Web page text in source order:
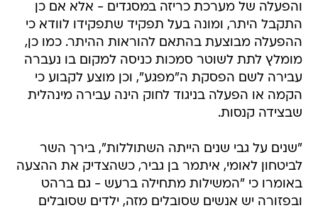
והפעלה של מערכת כריזה במסגדים - אלא אם כן
התקבל היתר, ומונה בעל תפקיד שתפקידו לוודא כי
ההפעלה מבוצעת בהתאם להוראות ההיתר. כמו כן,
מומלץ לתת לשוטר סמכות כניסה למקום בו נעברה
עבירה לשם הפסקת ה"מפגע", וכן מוצע לקבוע כי
הקמה או הפעלה בניגוד לחוק הינה עבירה מינהלית
שבצידה קנסות.
"שנים על גבי שנים הייתה השתוללות", בירך השר
לביטחון לאומי, איתמר בן גביר, כשהצדיק את ההצעה
באומרו כי "המשילות מתחילה ברעש - גם ברהט
ובפזורה יש אנשים שסובלים מזה, ילדים שסובלים